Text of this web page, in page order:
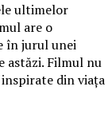
ultimelor
are o
în jurul unei
astăzi. Filmul nu
din viața